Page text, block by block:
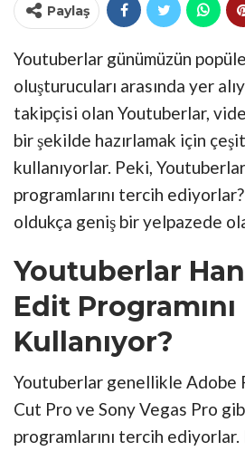
Paylaş
Youtuberlar günümüzün
oluşturucuları arasında yer
takipçisi olan Youtuberlar,
bir şekilde hazırlamak için
kullanıyorlar. Peki,
programlarını tercih
oldukça geniş bir yelpazede
Youtuberlar
Edit Programını
Kullanıyor?
Youtuberlar genellikle Adobe
Cut Pro ve Sony Vegas Pro
programlarını tercih